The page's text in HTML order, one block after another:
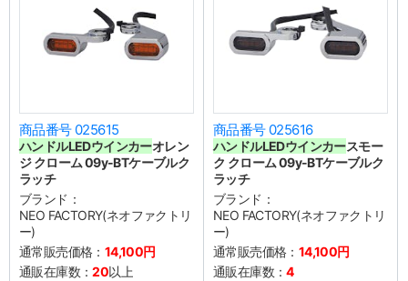
商品番号 025615
ハンドルLEDウインカーオレン
ジ クローム 09y-BTケーブルク
ラッチ
ブランド：
NEO FACTORY(ネオファクトリ
ー)
通常販売価格： 14,100円
通販在庫数：20以上
商品番号 025616
ハンドルLEDウインカースモー
ク クローム 09y-BTケーブルク
ラッチ
ブランド：
NEO FACTORY(ネオファクトリ
ー)
通常販売価格： 14,100円
通販在庫数：4